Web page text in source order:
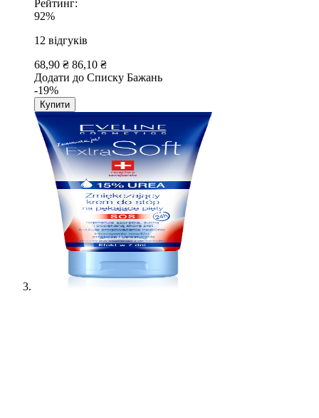
Рейтинг:
92%
12 відгуків
68,90 ₴ 86,10 ₴
Додати до Списку Бажань
-19%
Купити